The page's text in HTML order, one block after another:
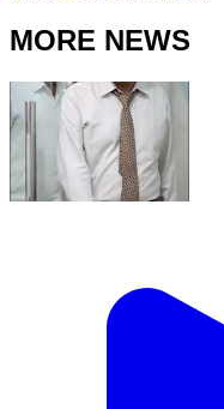
MORE NEWS